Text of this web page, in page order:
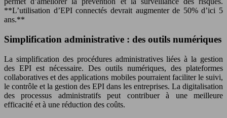
**L’utilisation d’EPI connectés devrait augmenter de 50% d’ici 5
ans.**
Simplification administrative : des outils numériques
La simplification des procédures administratives liées à la gestion
des EPI est nécessaire. Des outils numériques, des plateformes
collaboratives et des applications mobiles pourraient faciliter le suivi,
le contrôle et la gestion des EPI dans les entreprises. La digitalisation
des processus administratifs peut contribuer à une meilleure
efficacité et à une réduction des coûts.